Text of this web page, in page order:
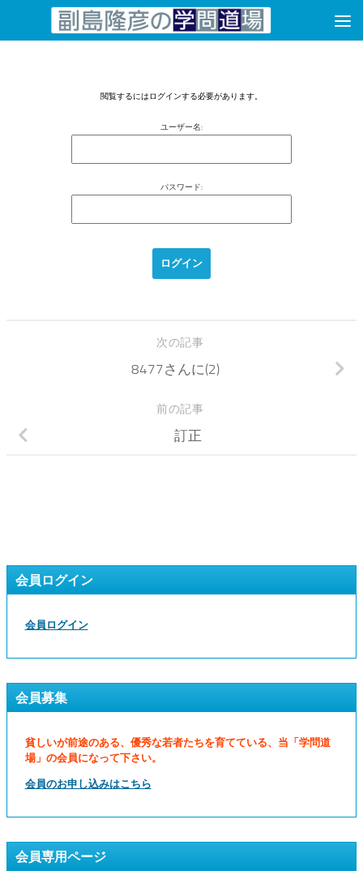
コンテンツへスキップ
閲覧するにはログインする必要があります。
ユーザー名:
パスワード:
次の記事
8477さんに(2)
前の記事
訂正
会員ログイン
会員ログイン
会員募集
貧しいが前途のある、優秀な若者たちを育てている、当「学問道
場」の会員になって下さい。
会員のお申し込みはこちら
会員専用ページ